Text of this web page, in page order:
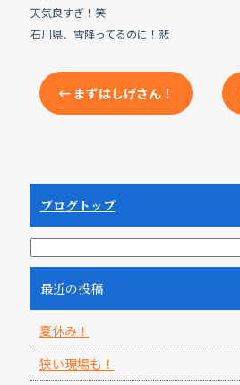
天気良すぎ！笑
石川県、雪降ってるのに！悲
←まずはしげさん！
ブログトップ
最近の投稿
夏休み！
狭い現場も！